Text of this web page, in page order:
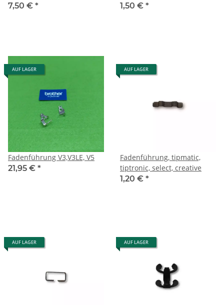
7,50 € *
1,50 € *
AUF LAGER
Fadenführung V3,V3LE, V5
21,95 € *
AUF LAGER
Fadenführung, tipmatic,
tiptronic, select, creative
1,20 € *
AUF LAGER AUF LAGER